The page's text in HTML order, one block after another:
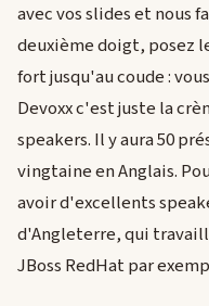
avec vos slides et nous
deuxième doigt, posez
fort jusqu'au coude :
Devoxx c'est juste la
speakers. Il y aura 50
vingtaine en Anglais.
avoir d'excellents
d'Angleterre, qui
JBoss RedHat par